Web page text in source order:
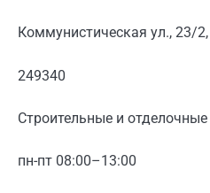
Коммунистическая ул., 23/
249340
Строительные и
пн-пт 08:00–13:00